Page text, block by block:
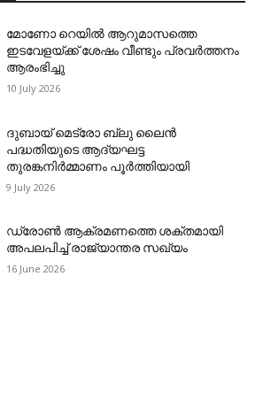
മോണോ റെയില്‍ ആറുമാസത്തെ
ഇടവേളയ്ക്ക് ശേഷം വീണ്ടും പ്രവര്‍ത്തനം
ആരംഭിച്ചു
10 July 2026
ദുബായ് മെട്രോ ബ്ലു ലൈന്‍
പദ്ധതിയുടെ ആദ്യഘട്ട
തുരങ്കനിര്‍മ്മാണം പൂര്‍ത്തിയായി
9 July 2026
ഡ്രോണ്‍ ആക്രമണത്തെ ശക്തമായി
അപലപിച്ച് രാജ്യാന്തര സഖ്യം
16 June 2026